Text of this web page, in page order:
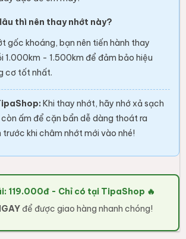
thì nên thay nhớt này?
gốc khoáng, bạn nên tiến hành thay
1.000km - 1.500km để đảm bảo hiệu
cơ tốt nhất.
Khi thay nhớt, hãy nhớ xả sạch
ấm để cặn bẩn dễ dàng thoát ra
khi châm nhớt mới vào nhé!
119.000đ - Chỉ có tại TipaShop 🔥
để được giao hàng nhanh chóng!